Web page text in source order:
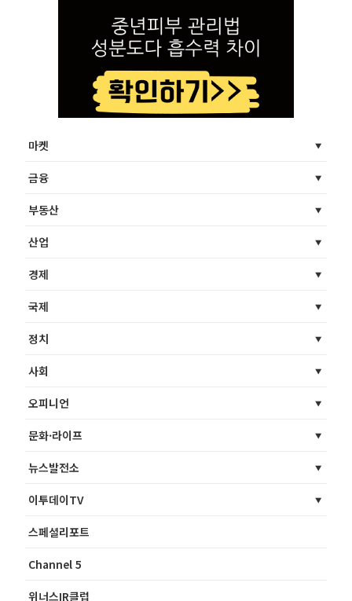
마켓
금융
부동산
산업
경제
국제
정치
사회
오피니언
문화·라이프
뉴스발전소
이투데이TV
스페셜리포트
Channel 5
위너스IR클럽